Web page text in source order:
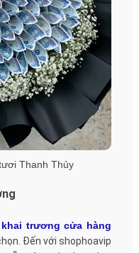
Thanh Thủy
trương cửa hàng
Đến với shophoavip